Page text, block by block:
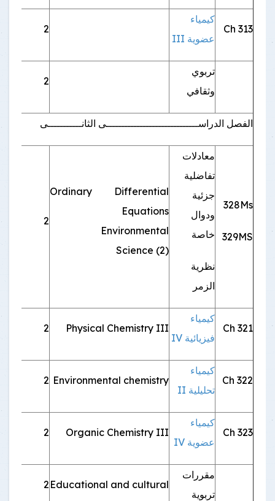
Ch 313
كيمياء
عضوية III
2
تربوي
وثقافي
2
الفصل الدراســــــــــــــــــــــــــــــى الثانـــــــــــى
328Ms
329MS
معادلات
تفاضلية
جزئية
ودوال
خاصة
نظرية
الزمر
Ordinary Differential
Equations
Environmental
Science (2)
2
Ch 321
كيمياء
فيزيائية IV
Physical Chemistry III
2
Ch 322
كيمياء
تحليلية II
Environmental chemistry
2
Ch 323
كيمياء
عضوية IV
Organic Chemistry III
2
مقررات
تربوية
Educational and cultural
2